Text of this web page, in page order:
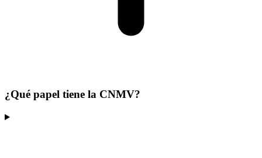
¿Qué papel tiene la CNMV?